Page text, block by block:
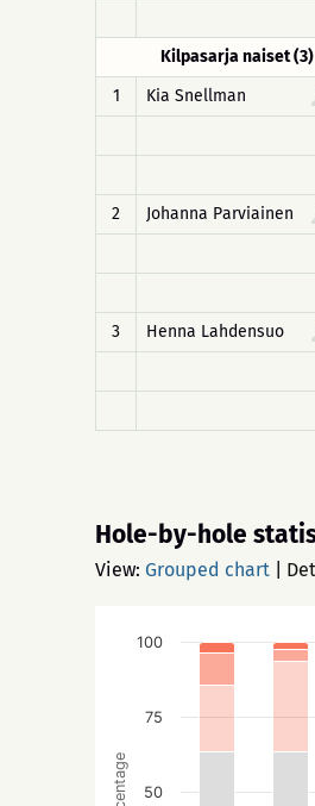
Kilpasarja naiset (3)
1
Kia Snellman
2
Johanna Parviainen
3
Henna Lahdensuo
Hole-by-hole
View: Grouped chart
50
75
100